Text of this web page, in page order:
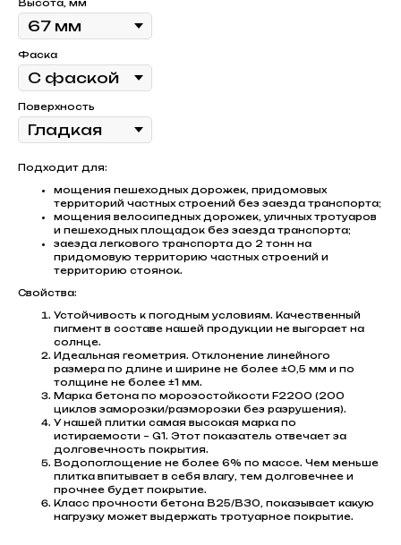
Высота, мм
Фаска
Поверхность
Подходит для:
мощения пешеходных дорожек, придомовых
территорий частных строений без заезда транспорта;
мощения велосипедных дорожек, уличных тротуаров
и пешеходных площадок без заезда транспорта;
заезда легкового транспорта до 2 тонн на
придомовую территорию частных строений и
территорию стоянок.
Свойства:
Устойчивость к погодным условиям. Качественный
пигмент в составе нашей продукции не выгорает на
солнце.
Идеальная геометрия. Отклонение линейного
размера по длине и ширине не более ±0,5 мм и по
толщине не более ±1 мм.
Марка бетона по морозостойкости F2200 (200
циклов заморозки/разморозки без разрушения).
У нашей плитки самая высокая марка по
истираемости – G1. Этот показатель отвечает за
долговечность покрытия.
Водопоглощение не более 6% по массе. Чем меньше
плитка впитывает в себя влагу, тем долговечнее и
прочнее будет покрытие.
Класс прочности бетона В25/В30, показывает какую
нагрузку может выдержать тротуарное покрытие.